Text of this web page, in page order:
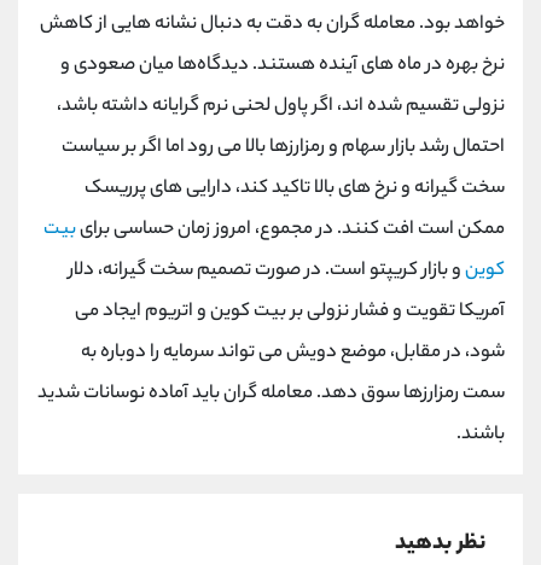
خواهد بود. معامله گران به دقت به دنبال نشانه هایی از کاهش
نرخ بهره در ماه های آینده هستند. دیدگاه‌ها میان صعودی و
نزولی تقسیم شده اند، اگر پاول لحنی نرم گرایانه داشته باشد،
احتمال رشد بازار سهام و رمزارزها بالا می رود اما اگر بر سیاست
سخت گیرانه و نرخ های بالا تاکید کند، دارایی های پرریسک
ممکن است افت کنند. در مجموع، امروز زمان حساسی برایبیت
کوینو بازار کریپتو است. در صورت تصمیم سخت گیرانه، دلار
آمریکا تقویت و فشار نزولی بر بیت کوین و اتریوم ایجاد می
شود، در مقابل، موضع دویش می تواند سرمایه را دوباره به
سمت رمزارزها سوق دهد. معامله گران باید آماده نوسانات شدید
باشند.
نظر بدهید